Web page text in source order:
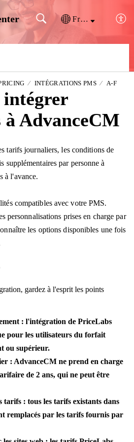
Français (France)
INTÉGRATIONS PMS A-F
intégrer
AdvanceCM
tarifs journaliers, les conditions de
supplémentaires par personne à
à l'avance.
compatibles avec votre PMS.
personnalisations prises en charge par
les options disponibles une fois
gardez à l'esprit les points
: l'intégration de PriceLabs
pour les utilisateurs du forfait
ou supérieur.
: AdvanceCM ne prend en charge
de 2 ans, qui ne peut être
tarifs : tous les tarifs existants dans
remplacés par les tarifs fournis par